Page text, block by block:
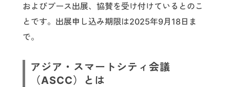
およびブース出展、協賛を受け付けているとのこ
とです。出展申し込み期限は2025年9月18日ま
で。
アジア・スマートシティ会議
（ASCC）とは